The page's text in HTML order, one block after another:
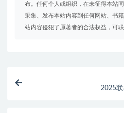
布。任何个人或组织，在未征得本站
采集、发布本站内容到任何网站、书
站内容侵犯了原著者的合法权益，可联
2025